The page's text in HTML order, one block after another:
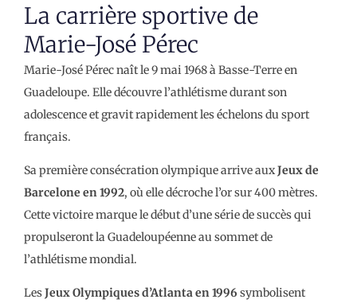
La carrière sportive de
Marie-José Pérec
Marie-José Pérec naît le 9 mai 1968 à Basse-Terre en
Guadeloupe. Elle découvre l’athlétisme durant son
adolescence et gravit rapidement les échelons du sport
français.
Sa première consécration olympique arrive auxJeux de
Barcelone en 1992, où elle décroche l’or sur 400 mètres.
Cette victoire marque le début d’une série de succès qui
propulseront la Guadeloupéenne au sommet de
l’athlétisme mondial.
LesJeux Olympiques d’Atlanta en 1996 symbolisent